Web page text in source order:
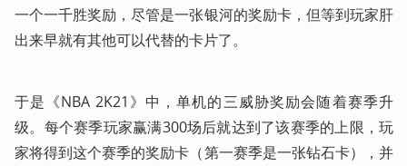
一个一千胜奖励，尽管是一张银河的奖励卡，但等到玩家肝
出来早就有其他可以代替的卡片了。
于是《NBA 2K21》中，单机的三威胁奖励会随着赛季升
级。每个赛季玩家赢满300场后就达到了该赛季的上限，玩
家将得到这个赛季的奖励卡（第一赛季是一张钻石卡），并